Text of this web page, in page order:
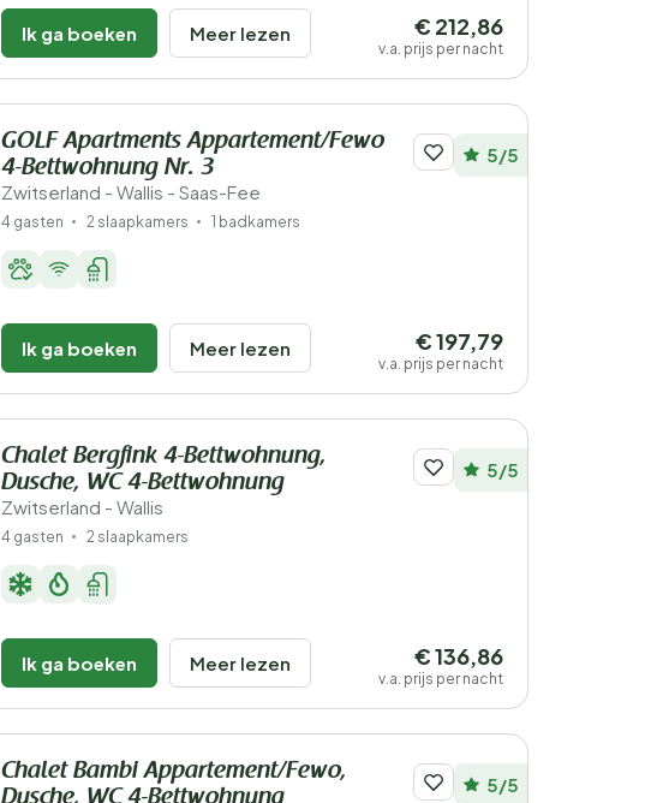
Ik ga boeken Meer lezen € 212,86
v.a. prijs per nacht
GOLF Apartments Appartement/Fewo
4-Bettwohnung Nr. 3
Zwitserland - Wallis - Saas-Fee
5/5
4 gasten 2 slaapkamers 1 badkamers
Ik ga boeken Meer lezen € 197,79
v.a. prijs per nacht
Chalet Bergfink 4-Bettwohnung,
Dusche, WC 4-Bettwohnung
Zwitserland - Wallis
5/5
4 gasten 2 slaapkamers
Ik ga boeken Meer lezen € 136,86
v.a. prijs per nacht
Chalet Bambi Appartement/Fewo,
Dusche, WC 4-Bettwohnung
5/5